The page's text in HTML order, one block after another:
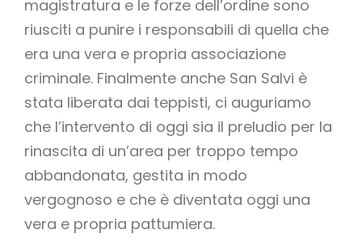
magistratura e le forze dell’ordine sono
riusciti a punire i responsabili di quella che
era una vera e propria associazione
criminale. Finalmente anche San Salvi è
stata liberata dai teppisti, ci auguriamo
che l’intervento di oggi sia il preludio per la
rinascita di un’area per troppo tempo
abbandonata, gestita in modo
vergognoso e che è diventata oggi una
vera e propria pattumiera.